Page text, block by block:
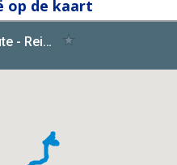
op de kaart